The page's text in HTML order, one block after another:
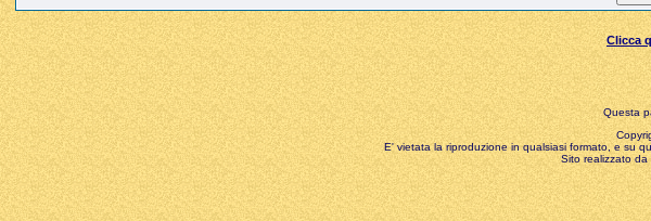
Clicca
Questa
E' vietata la riproduzione in qualsiasi formato, e su
Sito realizzato da